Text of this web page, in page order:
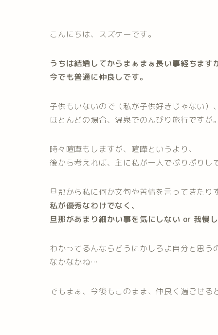
こんにちは、スズケーです。
うちは結婚してからまぁまぁ長い事経ちます
今でも普通に仲良しです。
子供もいないので（私が子供好きじゃない
ほとんどの場合、温泉でのんびり旅行ですが
時々喧嘩もしますが、喧嘩というより、
後から考えれば、主に私が一人でぷりぷりし
旦那から私に何か文句や苦情を言ってきた
私が優秀なわけでなく、
旦那があまり細かい事を気にしない or 我慢
わかってるんならどうにかしろよ自分と思う
なかなかね…
でもまぁ、今後もこのまま、仲良く過ごせる